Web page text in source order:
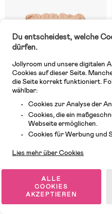
4 VERFÜGBAR
Lorena Canals Babykissen, Rose
Du entscheidest, welche
dürfen.
Jollyroom und unsere digitalen
Cookies auf dieser Seite.
die Seite korrekt funktioniert.
wählbar:
Cookies zur Analyse der
Cookies, die ein
Webseite ermöglichen.
Cookies für Werbung und
Lies mehr über Cookies
ALLE
COOKIES
AKZEPTIEREN